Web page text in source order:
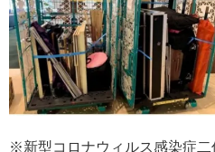
※新型コロナウィルス感染症二